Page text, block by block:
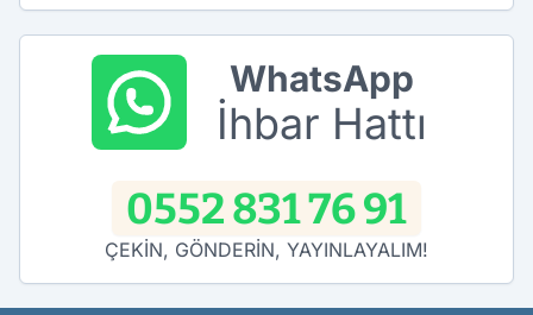
WhatsApp
İhbar Hattı
0552 831 76 91
ÇEKİN, GÖNDERİN, YAYINLAYALIM!